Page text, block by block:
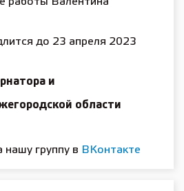
до 23 апреля 2023
и
области
нашу группу в ВКонтакте